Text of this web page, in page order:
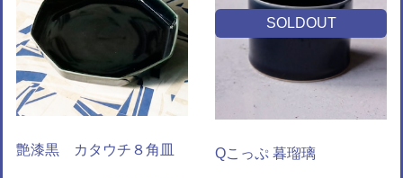
艶漆黒 カタウチ８角皿
SOLDOUT
Qこっぷ 暮瑠璃